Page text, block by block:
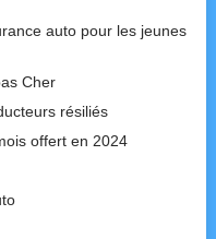
auto pour les jeunes
Cher
résiliés
offert en 2024